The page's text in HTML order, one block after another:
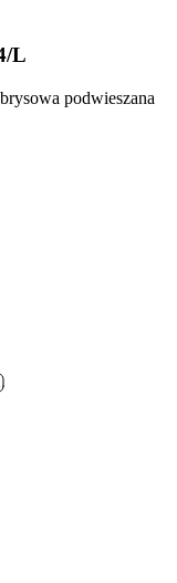
L
podwieszana